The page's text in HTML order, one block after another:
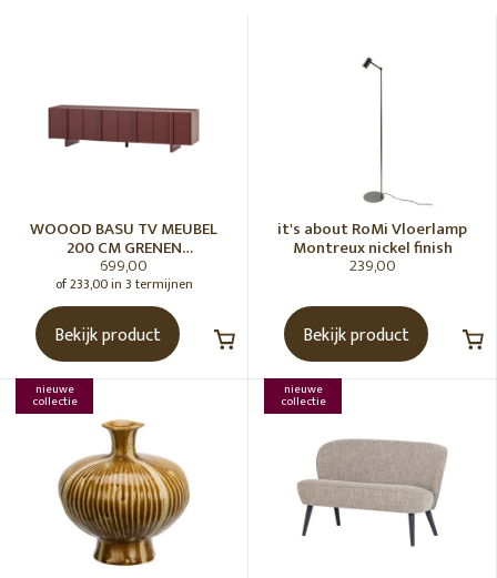
WOOOD BASU TV MEUBEL
200 CM GRENEN
BORDEAUXROOD [fsc]
699,00
of 233,00 in 3 termijnen
Bekijk product
it's about RoMi Vloerlamp
Montreux nickel finish
239,00
Bekijk product
nieuwe
collectie
nieuwe
collectie